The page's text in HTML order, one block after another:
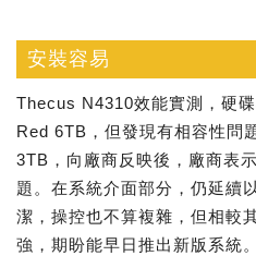
安裝容易
Thecus N4310效能實測，硬
Red 6TB，但發現有相容性問
3TB，向廠商反映後，廠商表
題。在系統介面部分，仍延續
潔，操控也不算複雜，但相較
強，期盼能早日推出新版系統